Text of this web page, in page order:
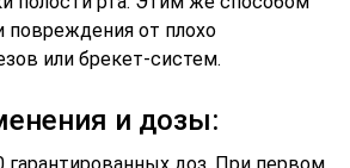
от плохо
или брекет-систем.
и дозы: